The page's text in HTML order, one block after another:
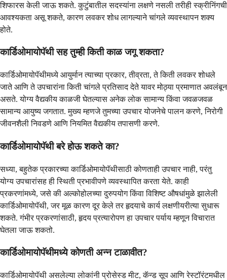
शिफारस केली जाऊ शकते. कुटुंबातील सदस्यांना लक्षणे नसली तरीही स्क्रीनिंगची
आवश्यकता असू शकते, कारण लवकर शोध लागल्याने चांगले व्यवस्थापन शक्य
होते.
कार्डिओमायोपॅथी सह तुम्ही किती काळ जगू शकता?
कार्डिओमायोपॅथीमध्ये आयुर्मान त्याच्या प्रकार, तीव्रता, ते किती लवकर शोधले
जाते आणि ते उपचारांना किती चांगले प्रतिसाद देते यावर मोठ्या प्रमाणात अवलंबून
असते. योग्य वैद्यकीय काळजी घेतल्यास अनेक लोक सामान्य किंवा जवळजवळ
सामान्य आयुष्य जगतात. मुख्य म्हणजे तुमच्या उपचार योजनेचे पालन करणे, निरोगी
जीवनशैली निवडणे आणि नियमित वैद्यकीय तपासणी करणे.
कार्डिओमायोपॅथी बरे होऊ शकते का?
सध्या, बहुतेक प्रकारच्या कार्डिओमायोपॅथीसाठी कोणताही उपचार नाही, परंतु
योग्य उपचारांसह ही स्थिती प्रभावीपणे व्यवस्थापित करता येते. काही
प्रकरणांमध्ये, जसे की अल्कोहोलच्या दुरुपयोग किंवा विशिष्ट औषधांमुळे झालेली
कार्डिओमायोपॅथी, जर मूळ कारण दूर केले तर हृदयाचे कार्य लक्षणीयरीत्या सुधारू
शकते. गंभीर प्रकरणांसाठी, हृदय प्रत्यारोपण हा उपचार पर्याय म्हणून विचारात
घेतला जाऊ शकतो.
कार्डिओमायोपॅथीमध्ये कोणती अन्न टाळावीत?
कार्डिओमायोपॅथी असलेल्या लोकांनी प्रोसेस्ड मीट, कॅन्ड सूप आणि रेस्टॉरंटमधील